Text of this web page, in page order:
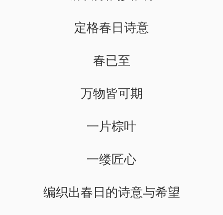
定格春日诗意
春已至
万物皆可期
一片棕叶
一缕匠心
编织出春日的诗意与希望